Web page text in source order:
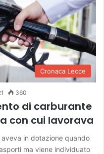
Cronaca Lecce
360
di carburante
con cui lavorava
in dotazione quando
ma viene individuato